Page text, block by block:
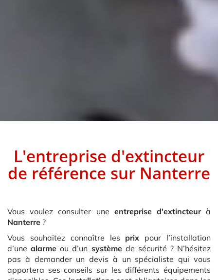
L'entreprise d'extincteur
de référence sur Nanterre
Vous voulez consulter une entreprise d'extincteurà
Nanterre ?
Vous souhaitez connaître les prix pour l’installation
d’unealarme ou d’un systèmede sécurité ? N’hésitez
pas à demander un devis à un spécialiste qui vous
apportera ses conseils sur les différents équipements